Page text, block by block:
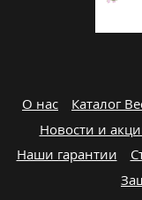
О нас Каталог
Новости и
Наши гарантии